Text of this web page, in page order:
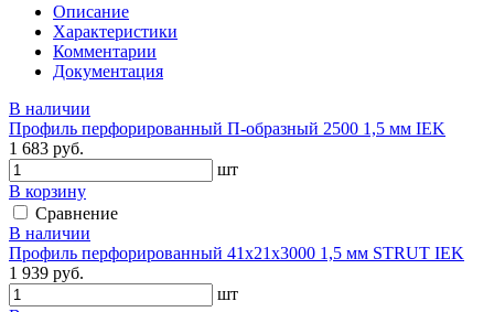
Описание
Характеристики
Комментарии
Документация
В наличии
Профиль перфорированный П-образный 2500 1,5 мм IEK
1 683 руб.
шт
В корзину
Сравнение
В наличии
Профиль перфорированный 41х21х3000 1,5 мм STRUT IEK
1 939 руб.
шт